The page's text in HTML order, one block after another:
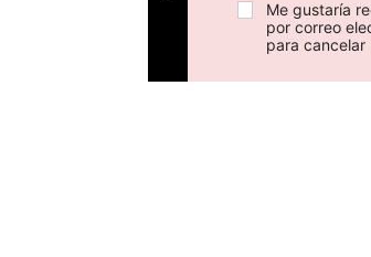
Me gustaría
por correo
para cancelar